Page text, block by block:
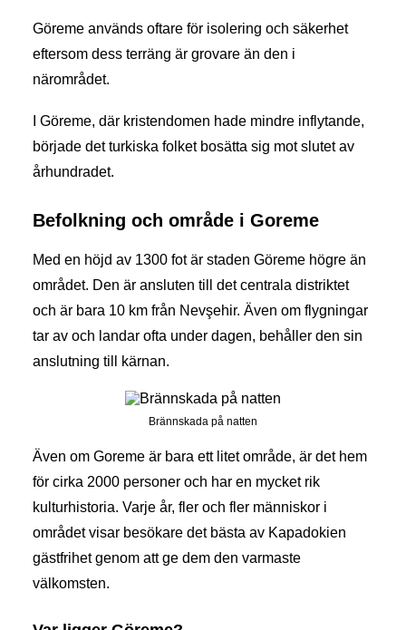
Göreme används oftare för isolering och säkerhet
eftersom dess terräng är grovare än den i
närområdet.
I Göreme, där kristendomen hade mindre inflytande,
började det turkiska folket bosätta sig mot slutet av
århundradet.
Befolkning och område i Goreme
Med en höjd av 1300 fot är staden Göreme högre än
området. Den är ansluten till det centrala distriktet
och är bara 10 km från Nevşehir. Även om flygningar
tar av och landar ofta under dagen, behåller den sin
anslutning till kärnan.
Brännskada på natten
Även om Goreme är bara ett litet område, är det hem
för cirka 2000 personer och har en mycket rik
kulturhistoria. Varje år, fler och fler människor i
området visar besökare det bästa av Kapadokien
gästfrihet genom att ge dem den varmaste
välkomsten.